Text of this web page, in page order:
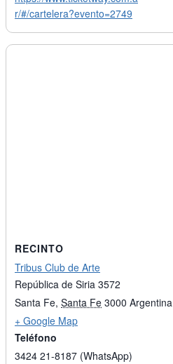
r/#/cartelera?evento=2749
RECINTO
Tribus Club de Arte
República de Siria 3572
Santa Fe, Santa Fe 3000 Argentina
+ Google Map
Teléfono
3424 21-8187 (WhatsApp)